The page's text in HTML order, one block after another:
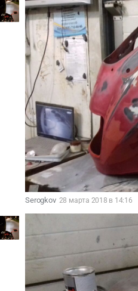
Serogkov 28 марта 2018 в 14:16